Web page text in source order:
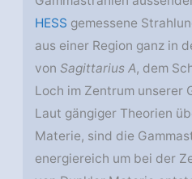
HESS gemessene
aus einer Region ganz in
vonSagittarius A, dem
Loch im Zentrum unserer
Laut gängiger Theorien
Materie, sind die
energiereich um bei der